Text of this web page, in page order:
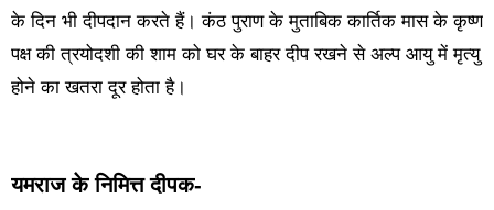
के दिन भी दीपदान करते हैं। कंठ पुराण के मुताबिक कार्तिक मास के कृष्ण
पक्ष की त्रयोदशी की शाम को घर के बाहर दीप रखने से अल्प आयु में मृत्यु
होने का खतरा दूर होता है।
यमराज के निमित्त दीपक-